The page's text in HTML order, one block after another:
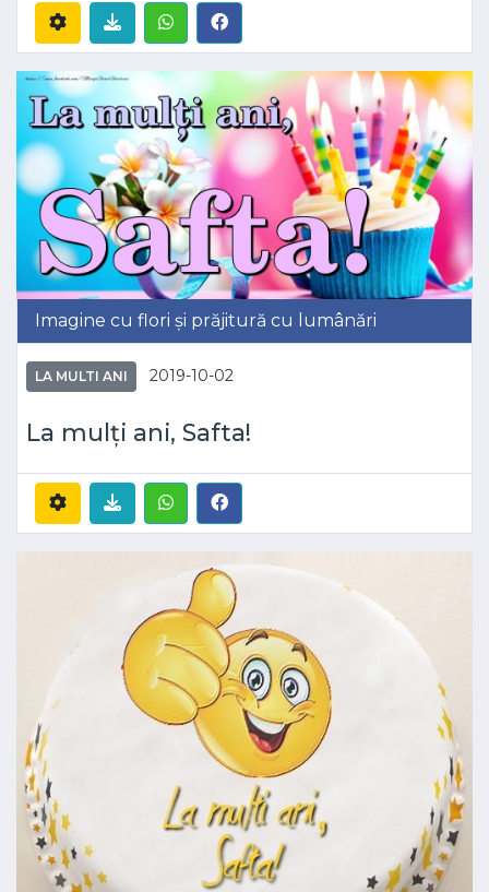
Imagine cu flori și prăjitură cu lumânări
LA MULTI ANI 2019-10-02
La mulți ani, Safta!